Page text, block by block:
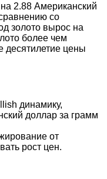
2.88 Американский
со
золото вырос на
более чем
десятилетие цены
динамику,
доллар за грамм
от
рост цен.